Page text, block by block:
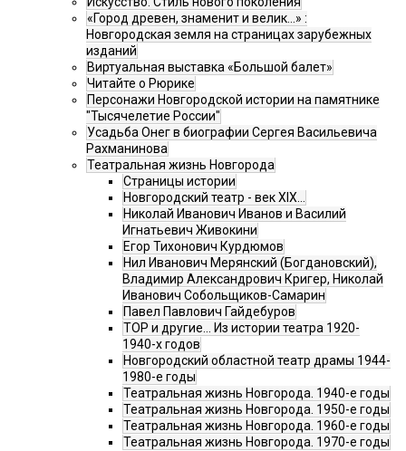
«Город древен, знаменит и велик…» :
Новгородская земля на страницах зарубежных
изданий
Виртуальная выставка «Большой балет»
Читайте о Рюрике
Персонажи Новгородской истории на памятнике
"Тысячелетие России"
Усадьба Онег в биографии Сергея Васильевича
Рахманинова
Театральная жизнь Новгорода
Страницы истории
Новгородский театр - век XIX…
Николай Иванович Иванов и Василий
Игнатьевич Живокини
Егор Тихонович Курдюмов
Нил Иванович Мерянский (Богдановский),
Владимир Александрович Кригер, Николай
Иванович Собольщиков-Самарин
Павел Павлович Гайдебуров
ТОР и другие… Из истории театра 1920-
1940-х годов
Новгородский областной театр драмы 1944-
1980-е годы
Театральная жизнь Новгорода. 1940-е годы
Театральная жизнь Новгорода. 1950-е годы
Театральная жизнь Новгорода. 1960-е годы
Театральная жизнь Новгорода. 1970-е годы